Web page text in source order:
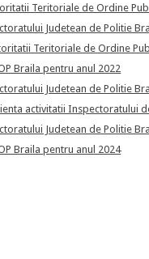
Teritoriale de Ordine
Judetean de Politie
Teritoriale de Ordine
Braila pentru anul 2022
Judetean de Politie
activitatii Inspectoratului
Judetean de Politie
Braila pentru anul 2024